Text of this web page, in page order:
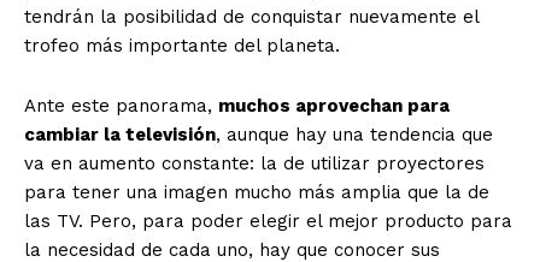
tendrán la posibilidad de conquistar nuevamente el
trofeo más importante del planeta.
Ante este panorama, muchos aprovechan para
cambiar la televisión, aunque hay una tendencia que
va en aumento constante: la de utilizar proyectores
para tener una imagen mucho más amplia que la de
las TV. Pero, para poder elegir el mejor producto para
la necesidad de cada uno, hay que conocer sus